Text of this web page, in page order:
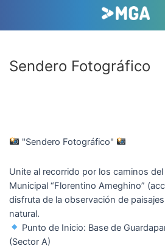
Sendero Fotográfico
"Sendero Fotográfico"
Unite al recorrido por los caminos
Municipal “Florentino Ameghino”
disfruta de la observación de
natural.
Punto de Inicio: Base de
(Sector A)